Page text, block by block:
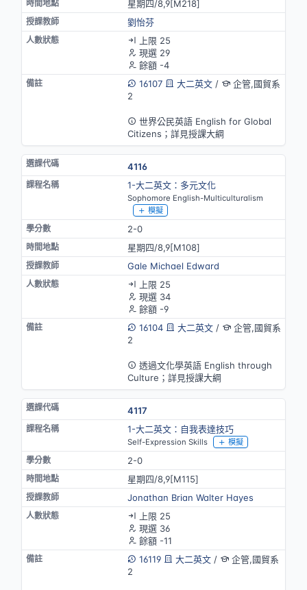
星期四/8,9[M218]
劉怡芬
上限 25
現選 29
餘額 -4
16107
大二英文/
企管,國貿系
2
世界公民英語 English for Global
Citizens；詳見授課大綱
4116
1-大二英文：多元文化
Sophomore English-Multiculturalism
模擬
2-0
星期四/8,9[M108]
Gale Michael Edward
上限 25
現選 34
餘額 -9
16104
大二英文/
企管,國貿系
2
透過文化學英語 English through
Culture；詳見授課大綱
4117
1-大二英文：自我表達技巧
Self-Expression Skills 模擬
2-0
星期四/8,9[M115]
Jonathan Brian Walter Hayes
上限 25
現選 36
餘額 -11
16119
大二英文/
企管,國貿系
2